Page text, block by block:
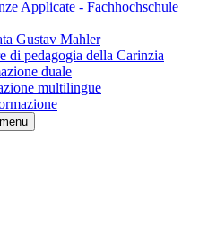
Applicate - Fachhochschule
Gustav Mahler
di pedagogia della Carinzia
duale
multilingue